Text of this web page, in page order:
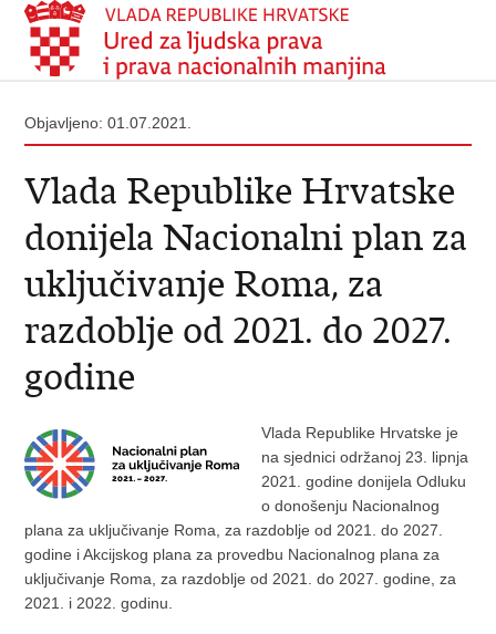
Objavljeno: 01.07.2021.
Vlada Republike Hrvatske
donijela Nacionalni plan za
uključivanje Roma, za
razdoblje od 2021. do 2027.
godine
Vlada Republike Hrvatske je
na sjednici održanoj 23. lipnja
2021. godine donijela Odluku
o donošenju Nacionalnog
plana za uključivanje Roma, za razdoblje od 2021. do 2027.
godine i Akcijskog plana za provedbu Nacionalnog plana za
uključivanje Roma, za razdoblje od 2021. do 2027. godine, za
2021. i 2022. godinu.